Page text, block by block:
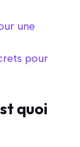
une
pour
quoi